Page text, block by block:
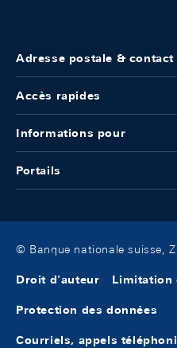
Adresse postale & contact
Accès rapides
Informations pour
Portails
© Banque nationale suisse,
Droit d'auteur Limitation
Protection des données
Courriels, appels